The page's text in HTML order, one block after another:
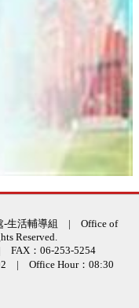
-生活輔導組 | Office of
Reserved.
FAX：06-253-5254
| Office Hour：08:30